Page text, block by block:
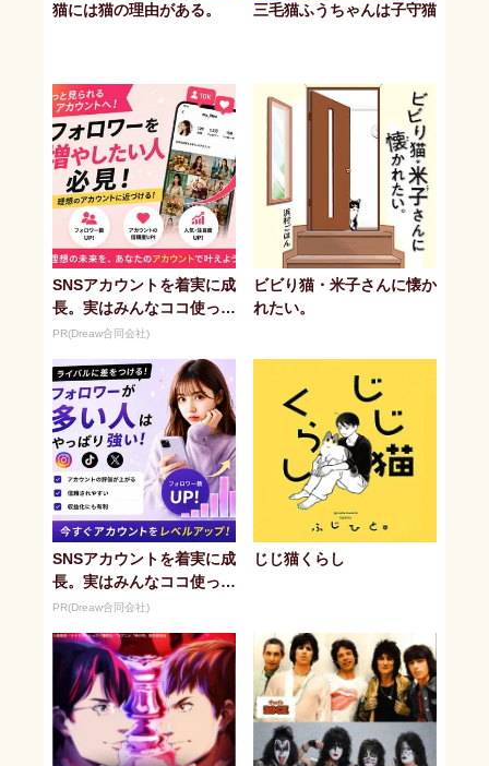
猫には猫の理由がある。 三毛猫ふうちゃんは子守猫
SNSアカウントを着実に成
長。実はみんなココ使って
ます。
PR(Dreaw合同会社)
ビビり猫・米子さんに懐か
れたい。
SNSアカウントを着実に成
長。実はみんなココ使って
ます。
PR(Dreaw合同会社)
じじ猫くらし